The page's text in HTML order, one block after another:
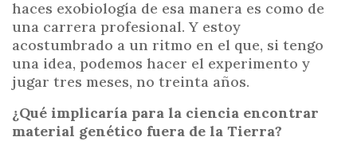
haces exobiología de esa manera es como de
una carrera profesional. Y estoy
acostumbrado a un ritmo en el que, si tengo
una idea, podemos hacer el experimento y
jugar tres meses, no treinta años.
¿Qué implicaría para la ciencia encontrar
material genético fuera de la Tierra?